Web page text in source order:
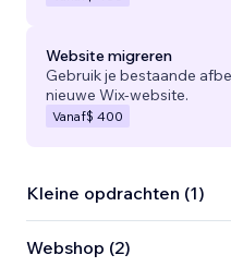
Website migreren
Gebruik je bestaande
nieuwe Wix-website.
Vanaf$ 400
Kleine opdrachten (1)
Webshop (2)